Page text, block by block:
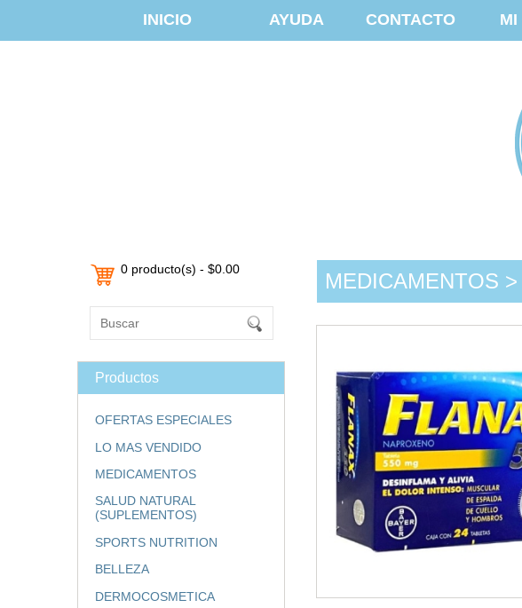
INICIO AYUDA CONTACTO MI
0 producto(s) - $0.00
Productos
OFERTAS ESPECIALES
LO MAS VENDIDO
MEDICAMENTOS
SALUD NATURAL
(SUPLEMENTOS)
SPORTS NUTRITION
BELLEZA
DERMOCOSMETICA
MEDICAMENTOS